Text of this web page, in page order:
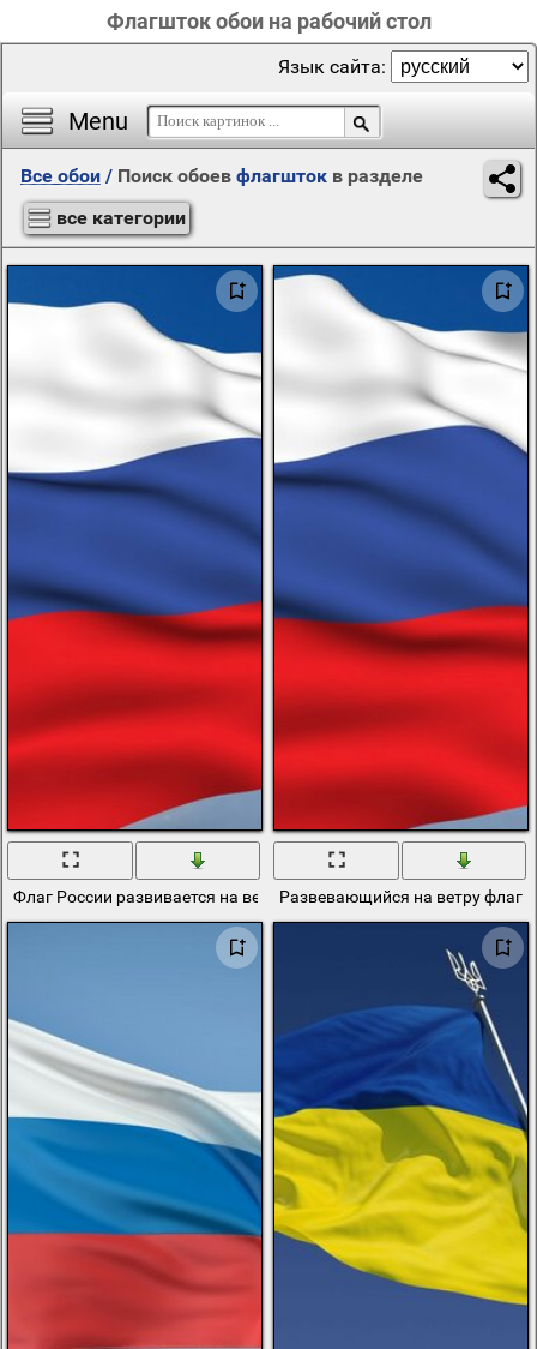
Флагшток обои на рабочий стол
Menu
Язык сайта:
Все обои / Поиск обоев флагшток в разделе
все категории
Флаг России развивается на ветруРазвевающийся на ветру флаг